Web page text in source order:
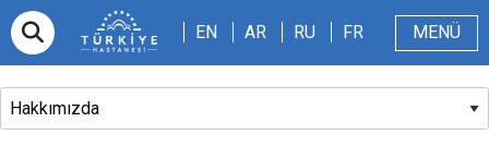
EN AR RU FR
EN AR RU FR MENÜ